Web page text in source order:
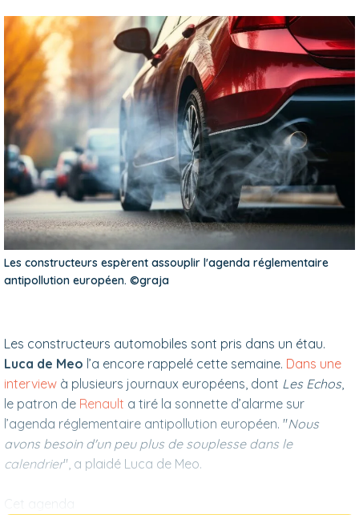
Les constructeurs espèrent assouplir l'agenda réglementaire
antipollution européen. ©graja
Les constructeurs automobiles sont pris dans un étau.
Luca de Meo l’a encore rappelé cette semaine. Dans une
interview à plusieurs journaux européens, dont Les Echos
le patron de Renault a tiré la sonnette d’alarme sur
l’agenda réglementaire antipollution européen. "Nous
avons besoin d'un peu plus de souplesse dans le
calendrier", a plaidé Luca de Meo.
Cet agenda